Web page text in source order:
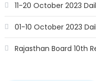
11-20 October 2023
01-10 October 2023
Rajasthan Board 10th